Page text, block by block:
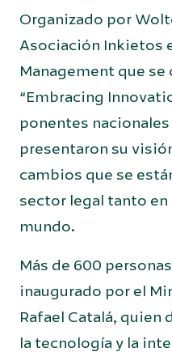
Organizado por
Asociación Inkietos
Management que
“Embracing
ponentes
presentaron su
cambios que se
sector legal tanto en
mundo.
Más de 600
inaugurado por el
Rafael Catalá,
la tecnología y la